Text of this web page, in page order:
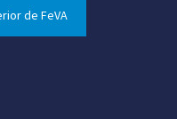
de FeVA